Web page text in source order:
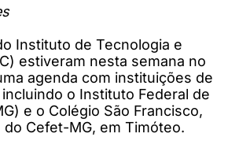
Instituto de Tecnologia e
estiveram nesta semana no
agenda com instituições de
o Instituto Federal de
e o Colégio São Francisco,
do Cefet-MG, em Timóteo.